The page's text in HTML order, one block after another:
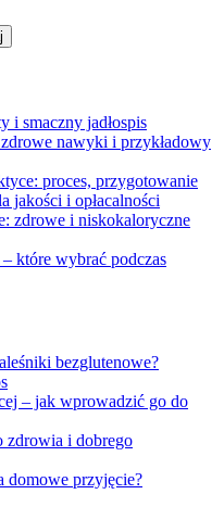
i smaczny jadłospis
nawyki i przykładowy
proces, przygotowanie
jakości i opłacalności
zdrowe i niskokaloryczne
które wybrać podczas
bezglutenowe?
– jak wprowadzić go do
zdrowia i dobrego
domowe przyjęcie?